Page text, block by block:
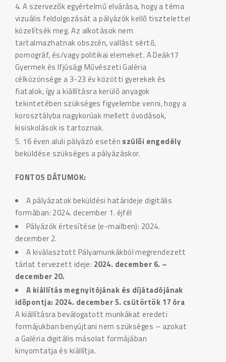
A szervezők egyértelmű elvárása, hogy a téma
vizuális feldolgozását a pályázók kellő tisztelettel
közelítsék meg. Az alkotások nem
tartalmazhatnak obszcén, vallást sértő,
pornográf, és/vagy politikai elemeket. A Deák17
Gyermek és Ifjúsági Művészeti Galéria
célközönsége a 3-23 év közötti gyerekek és
fiatalok, így a kiállításra kerülő anyagok
tekintetében szükséges figyelembe venni, hogy a
korosztályba nagykorúak mellett óvodások,
kisiskolások is tartoznak.
16 éven aluli pályázó esetén szülői engedély
beküldése szükséges a pályázáskor.
FONTOS DÁTUMOK:
A pályázatok beküldési határideje digitális
formában: 2024. december 1. éjfél
Pályázók értesítése (e-mailben): 2024.
december 2.
A kiválasztott Pályamunkákból megrendezett
tárlat tervezett ideje: 2024. december 6. –
december 20.
A kiállítás megnyitójának és díjátadójának
időpontja: 2024. december 5. csütörtök 17 óra
A kiállításra beválogatott munkákat eredeti
formájukban benyújtani nem szükséges – azokat
a Galéria digitális másolat formájában
kinyomtatja és kiállítja.